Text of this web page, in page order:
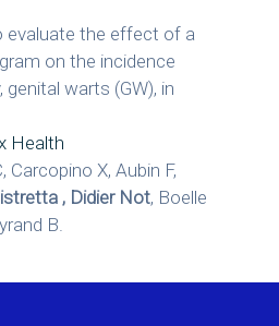
evaluate the effect of a
on the incidence
warts (GW), in
Health
Carcopino X, Aubin F,
, Didier Not, Boelle
B.